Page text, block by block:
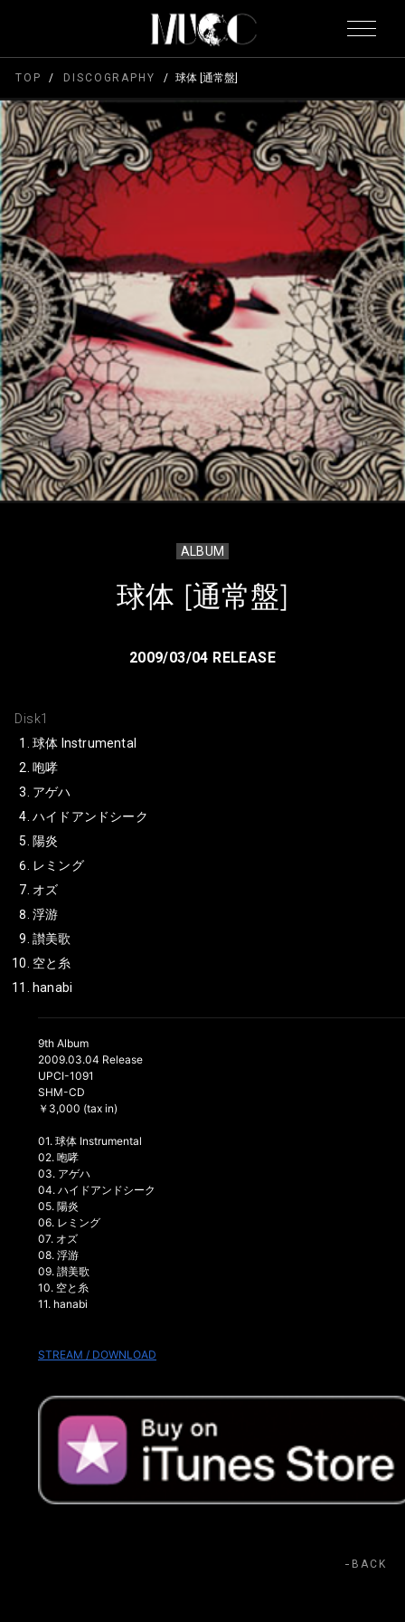
TOP DISCOGRAPHY 球体 [通常盤]
ALBUM
球体 [通常盤]
2009/03/04 RELEASE
Disk1
球体 Instrumental
咆哮
アゲハ
ハイドアンドシーク
陽炎
レミング
オズ
浮游
讃美歌
空と糸
hanabi
9th Album
2009.03.04 Release
UPCI-1091
SHM-CD
￥3,000 (tax in)
01. 球体 Instrumental
02. 咆哮
03. アゲハ
04. ハイドアンドシーク
05. 陽炎
06. レミング
07. オズ
08. 浮游
09. 讃美歌
10. 空と糸
11. hanabi
STREAM / DOWNLOAD
BACK